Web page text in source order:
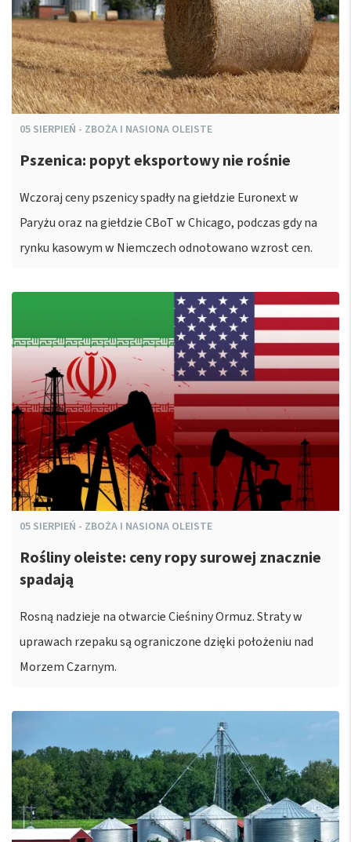
05 SIERPIEŃ - ZBOŻA I NASIONA OLEISTE
Pszenica: popyt eksportowy nie rośnie
Wczoraj ceny pszenicy spadły na giełdzie Euronext w
Paryżu oraz na giełdzie CBoT w Chicago, podczas gdy na
rynku kasowym w Niemczech odnotowano wzrost cen.
05 SIERPIEŃ - ZBOŻA I NASIONA OLEISTE
Rośliny oleiste: ceny ropy surowej znacznie
spadają
Rosną nadzieje na otwarcie Cieśniny Ormuz. Straty w
uprawach rzepaku są ograniczone dzięki położeniu nad
Morzem Czarnym.